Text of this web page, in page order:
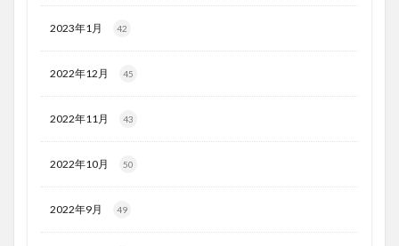
2023年1月 42
2022年12月 45
2022年11月 43
2022年10月 50
2022年9月 49